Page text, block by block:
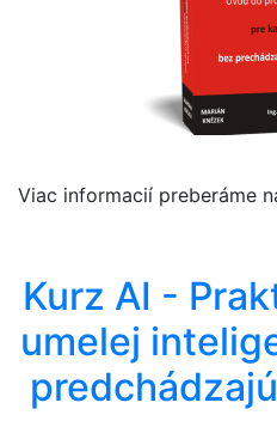
Viac informacií preberáme
Kurz AI -
umelej